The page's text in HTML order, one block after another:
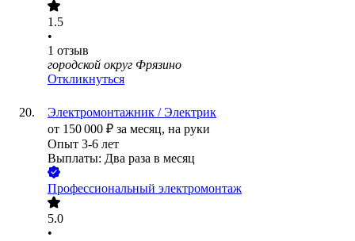
1.5
•
1 отзыв
городской округ Фрязино
Откликнуться
Электромонтажник / Электрик
от 150 000 ₽ за месяц, на руки
Опыт 3-6 лет
Выплаты: Два раза в месяц
Профессиональный электромонтаж
5.0
•